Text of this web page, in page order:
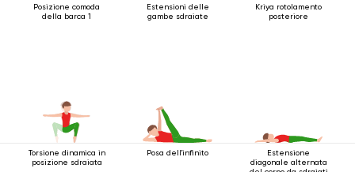
Posizione comoda
della barca 1
Estensioni delle
gambe sdraiate
Kriya rotolamento
posteriore
Torsione dinamica in
posizione sdraiata
Posa dell'infinito
Estensione
diagonale alternata